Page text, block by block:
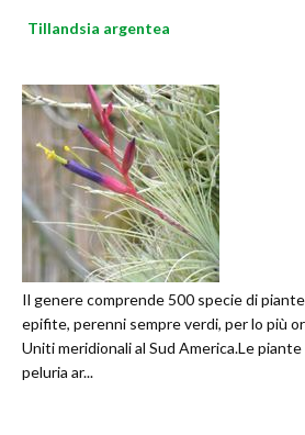
Tillandsia argentea
Il genere comprende 500 specie di
epifite, perenni sempre verdi, per lo più
Uniti meridionali al Sud America.Le
peluria ar...